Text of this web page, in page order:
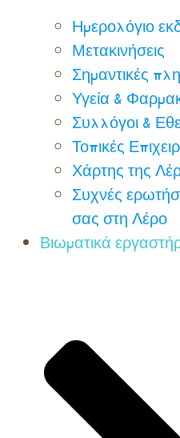
Ημερολόγιο
Μετακινήσεις
Σημαντικές
Υγεία &
Συλλόγοι &
Τοπικές
Χάρτης της
Συχνές
σας στη Λέρο
Βιωματικά